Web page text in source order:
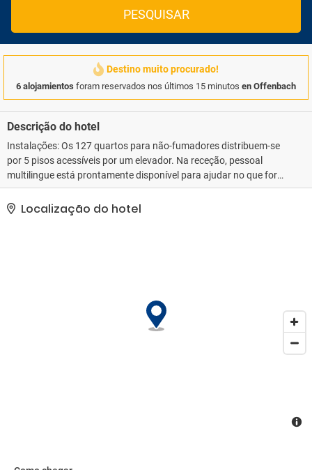
PESQUISAR
Destino muito procurado!
6 alojamientos foram reservados nos últimos 15 minutos en Offenbach
Descrição do hotel
Instalações: Os 127 quartos para não-fumadores distribuem-se
por 5 pisos acessíveis por um elevador. Na receção, pessoal
multilingue está prontamente disponível para ajudar no que for
necessário. As instalações do hotel incluem armazenamento de
bagagens e um cofre. O alojamento dispõe de acesso a wi-fi sem
custos adicionais. O posto de turismo oferece assistência na
parque de estacionamento do alojamento (mediante pagamento).
Entre os serviços adicionais há ainda um serviço de lavandaria e
Localização do hotel